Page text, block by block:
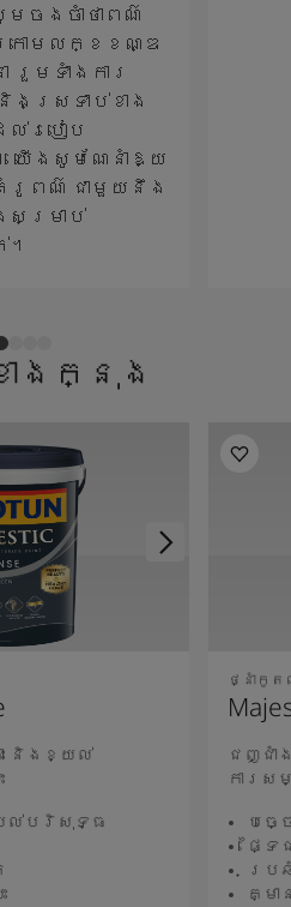
សូមចងចាំថាពណ៌
រោមលក្ខខណ្ឌ
រួមទាំងការ
ងស្រទាប់ខាង
ល់របៀប
យើងសូមណែនាំឱ្យ
រូពណ៌ ជាមួយនឹង
សម្រាប់
។
ងក្នុង
និងខ្យល់
ល់បរិសុទ្ធ
ថ្នាំកូត
ជញ្ជាំ
ការស
បច្
ផ្ទ
ប្រ
គ្ម